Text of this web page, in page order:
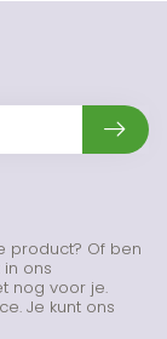
product? Of ben
ons
nog voor je.
Je kunt ons